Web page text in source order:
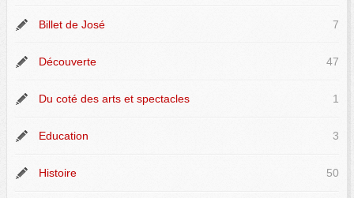
Billet de José 7
Découverte 47
Du coté des arts et spectacles 1
Education 3
Histoire 50